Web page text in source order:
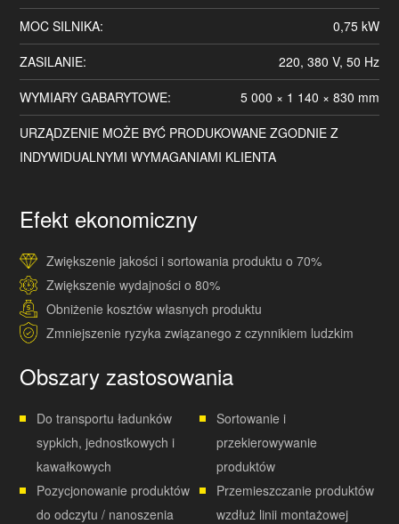
MOC SILNIKA:
0,75 kW
ZASILANIE:
220, 380 V, 50 Hz
WYMIARY GABARYTOWE:
5 000 × 1 140 × 830 mm
URZĄDZENIE MOŻE BYĆ PRODUKOWANE ZGODNIE Z
INDYWIDUALNYMI WYMAGANIAMI KLIENTA
Efekt ekonomiczny
Zwiększenie jakości i sortowania produktu o 70%
Zwiększenie wydajności o 80%
Obniżenie kosztów własnych produktu
Zmniejszenie ryzyka związanego z czynnikiem ludzkim
Obszary zastosowania
Do transportu ładunków
sypkich, jednostkowych i
kawałkowych
Sortowanie i
przekierowywanie
produktów
Pozycjonowanie produktów
do odczytu / nanoszenia
Przemieszczanie produktów
wzdłuż linii montażowej